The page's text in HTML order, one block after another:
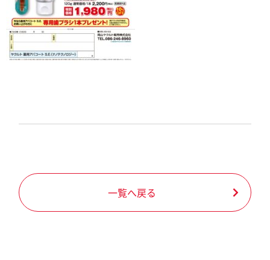
一覧へ戻る